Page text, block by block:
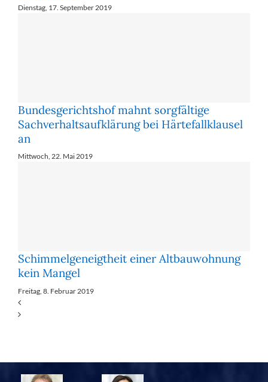
Dienstag, 17. September 2019
Bundesgerichtshof mahnt sorgfältige
Sachverhaltsaufklärung bei Härtefallklausel
an
Mittwoch, 22. Mai 2019
Schimmelgeneigtheit einer Altbauwohnung
kein Mangel
Freitag, 8. Februar 2019